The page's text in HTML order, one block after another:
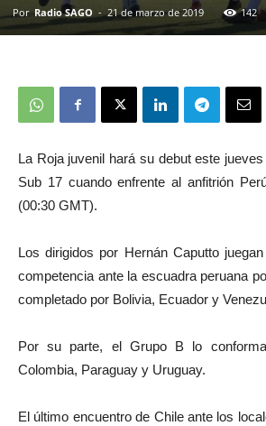
Por Radio SAGO - 21 de marzo de 2019 142
La Roja juvenil hará su debut este
Sub 17 cuando enfrente al anfitrión
(00:30 GMT).
Los dirigidos por Hernán Caputto
competencia ante la escuadra peruana
completado por Bolivia, Ecuador y
Por su parte, el Grupo B lo
Colombia, Paraguay y Uruguay.
El último encuentro de Chile ante los